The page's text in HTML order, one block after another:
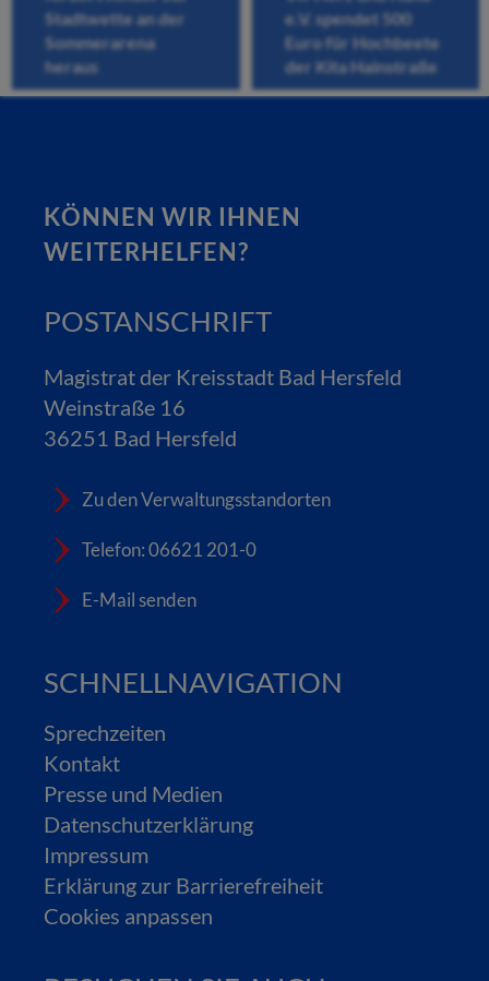
Stadtwette an der
Sommerarena
heraus
e.V. spendet 500
Euro für Hochbeete
der Kita Hainstraße
KÖNNEN WIR IHNEN
WEITERHELFEN?
POSTANSCHRIFT
Magistrat der Kreisstadt Bad Hersfeld
Weinstraße 16
36251 Bad Hersfeld
Zu den Verwaltungsstandorten
Telefon: 06621 201-0
E-Mail senden
SCHNELLNAVIGATION
Sprechzeiten
Kontakt
Presse und Medien
Datenschutzerklärung
Impressum
Erklärung zur Barrierefreiheit
Cookies anpassen